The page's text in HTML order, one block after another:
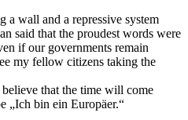
a wall and a repressive system
said that the proudest words were
if our governments remain
my fellow citizens taking the
that the time will come
„Ich bin ein Europäer.“